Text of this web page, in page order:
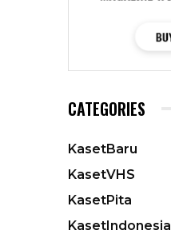
CATEGORIES
KasetBaru
KasetVHS
KasetPita
KasetIndonesia